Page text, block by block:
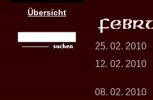
Übersicht
25. 02. 2010
12. 02. 2010
08. 02. 2010